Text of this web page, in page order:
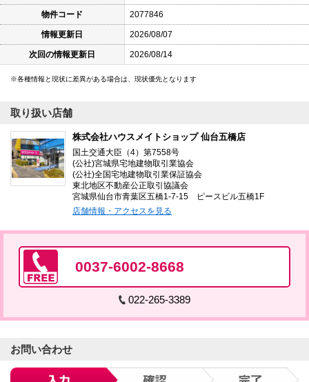
物件コード 2077846
情報更新日 2026/08/07
次回の情報更新日 2026/08/14
各種情報と現状に差異がある場合は、現状優先となります
取り扱い店舗
株式会社ハウスメイトショップ 仙台五橋店
国土交通大臣（4）第7558号
(公社)宮城県宅地建物取引業協会
(公社)全国宅地建物取引業保証協会
東北地区不動産公正取引協議会
宮城県仙台市青葉区五橋1-7-15 ピースビル五橋1F
店舗情報・アクセスを見る
0037-6002-8668
022-265-3389
お問い合わせ